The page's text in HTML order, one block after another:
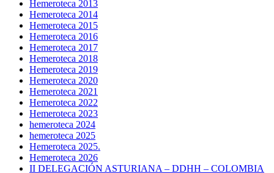
Hemeroteca 2013
Hemeroteca 2014
Hemeroteca 2015
Hemeroteca 2016
Hemeroteca 2017
Hemeroteca 2018
Hemeroteca 2019
Hemeroteca 2020
Hemeroteca 2021
Hemeroteca 2022
Hemeroteca 2023
hemeroteca 2024
hemeroteca 2025
Hemeroteca 2025.
Hemeroteca 2026
II DELEGACIÓN ASTURIANA – DDHH – COLOMBIA